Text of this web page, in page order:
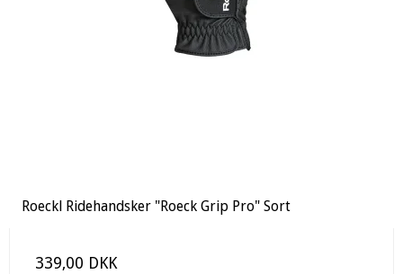
Roeckl Ridehandsker "Roeck Grip Pro" Sort
339,00 DKK